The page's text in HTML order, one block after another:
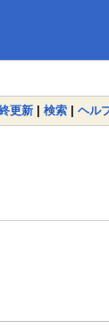
更新 | 検索 | ヘル